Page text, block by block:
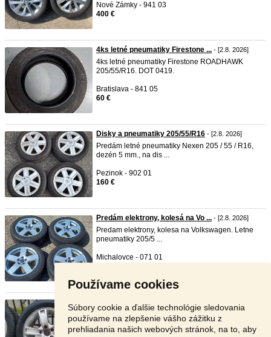
Používame cookies
Súbory cookie a ďalšie technológie sledovania
používame na zlepšenie vášho zážitku z
prehliadania našich webových stránok, na to, aby
Nové Zámky - 941 03
400 €
4ks letné pneumatiky Firestone ... - [2.8. 2026]
4ks letné pneumatiky Firestone ROADHAWK
205/55/R16. DOT 0419.
Bratislava - 841 05
60 €
Disky a pneumatiky 205/55/R16 - [2.8. 2026]
Predám letné pneumatiky Nexen 205 / 55 / R16,
dezén 5 mm., na dis ...
Pezinok - 902 01
160 €
Predám elektrony, kolesá na Vo ... - [2.8. 2026]
Predam elektrony, kolesa na Volkswagen. Letne
pneumatiky 205/5 ...
Michalovce - 071 01
150 eur za všetky 4 kusy spolu. Predám VW,
Škoda, Audi, Golf, Se ...